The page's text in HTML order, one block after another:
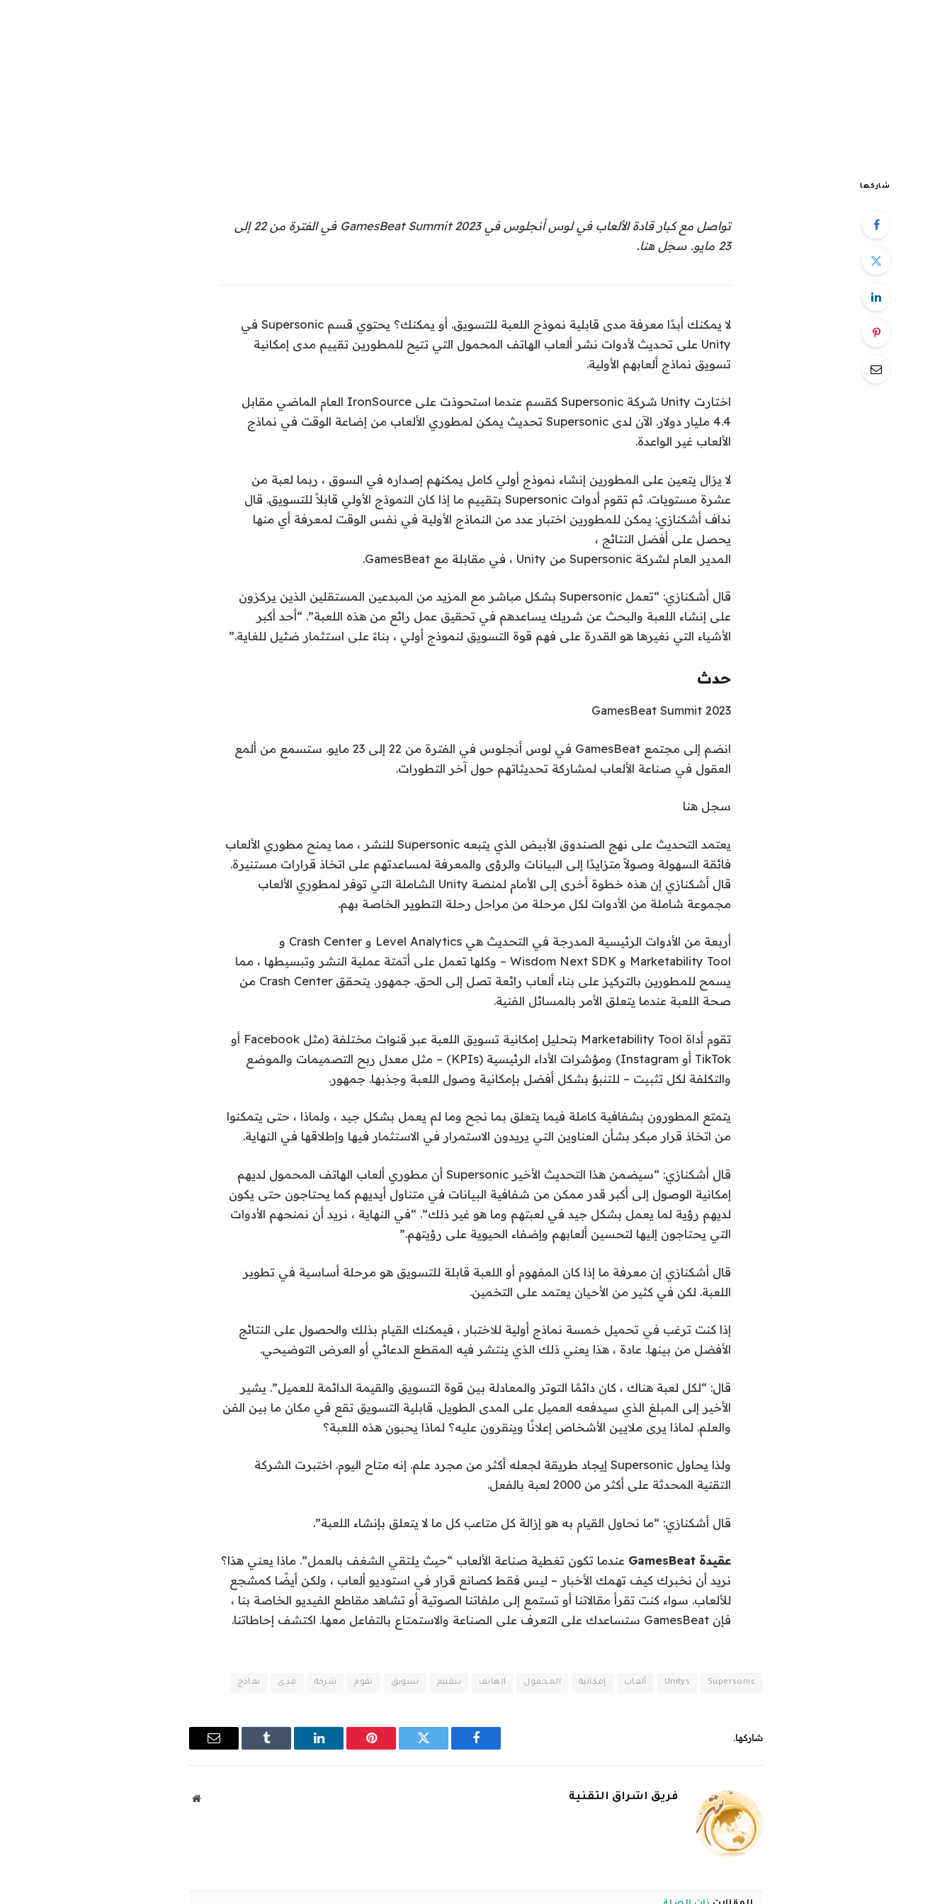
شاركها
تواصل مع كبار قادة الألعاب في لوس أنجلوس في GamesBeat Summit 2023 في الفترة من 22 إلى
23 مايو. سجل هنا.
لا يمكنك أبدًا معرفة مدى قابلية نموذج اللعبة للتسويق. أو يمكنك؟ يحتوي قسم Supersonic في
Unity على تحديث لأدوات نشر ألعاب الهاتف المحمول التي تتيح للمطورين تقييم مدى إمكانية
تسويق نماذج ألعابهم الأولية.
اختارت Unity شركة Supersonic كقسم عندما استحوذت على IronSource العام الماضي مقابل
4.4 مليار دولار. الآن لدى Supersonic تحديث يمكن لمطوري الألعاب من إضاعة الوقت في نماذج
الألعاب غير الواعدة.
لا يزال يتعين على المطورين إنشاء نموذج أولي كامل يمكنهم إصداره في السوق ، ربما لعبة من
عشرة مستويات. ثم تقوم أدوات Supersonic بتقييم ما إذا كان النموذج الأولي قابلاً للتسويق. قال
نداف أشكنازي: يمكن للمطورين اختبار عدد من النماذج الأولية في نفس الوقت لمعرفة أي منها
يحصل على أفضل النتائج ،
المدير العام لشركة Supersonic من Unity ، في مقابلة مع GamesBeat.
قال أشكنازي: “تعمل Supersonic بشكل مباشر مع المزيد من المبدعين المستقلين الذين يركزون
على إنشاء اللعبة والبحث عن شريك يساعدهم في تحقيق عمل رائع من هذه اللعبة”. “أحد أكبر
الأشياء التي نغيرها هو القدرة على فهم قوة التسويق لنموذج أولي ، بناءً على استثمار ضئيل للغاية.”
حدث
GamesBeat Summit 2023
انضم إلى مجتمع GamesBeat في لوس أنجلوس في الفترة من 22 إلى 23 مايو. ستسمع من ألمع
العقول في صناعة الألعاب لمشاركة تحديثاتهم حول آخر التطورات.
سجل هنا
يعتمد التحديث على نهج الصندوق الأبيض الذي يتبعه Supersonic للنشر ، مما يمنح مطوري الألعاب
فائقة السهولة وصولاً متزايدًا إلى البيانات والرؤى والمعرفة لمساعدتهم على اتخاذ قرارات مستنيرة.
قال أشكنازي إن هذه خطوة أخرى إلى الأمام لمنصة Unity الشاملة التي توفر لمطوري الألعاب
مجموعة شاملة من الأدوات لكل مرحلة من مراحل رحلة التطوير الخاصة بهم.
أربعة من الأدوات الرئيسية المدرجة في التحديث هي Level Analytics و Crash Center و
Marketability Tool و Wisdom Next SDK – وكلها تعمل على أتمتة عملية النشر وتبسيطها ، مما
يسمح للمطورين بالتركيز على بناء ألعاب رائعة تصل إلى الحق. جمهور. يتحقق Crash Center من
صحة اللعبة عندما يتعلق الأمر بالمسائل الفنية.
تقوم أداة Marketability Tool بتحليل إمكانية تسويق اللعبة عبر قنوات مختلفة (مثل Facebook أو
TikTok أو Instagram) ومؤشرات الأداء الرئيسية (KPIs) – مثل معدل ربح التصميمات والموضع
والتكلفة لكل تثبيت – للتنبؤ بشكل أفضل بإمكانية وصول اللعبة وجذبها. جمهور.
يتمتع المطورون بشفافية كاملة فيما يتعلق بما نجح وما لم يعمل بشكل جيد ، ولماذا ، حتى يتمكنوا
من اتخاذ قرار مبكر بشأن العناوين التي يريدون الاستمرار في الاستثمار فيها وإطلاقها في النهاية.
قال أشكنازي: “سيضمن هذا التحديث الأخير Supersonic أن مطوري ألعاب الهاتف المحمول لديهم
إمكانية الوصول إلى أكبر قدر ممكن من شفافية البيانات في متناول أيديهم كما يحتاجون حتى يكون
لديهم رؤية لما يعمل بشكل جيد في لعبتهم وما هو غير ذلك”. “في النهاية ، نريد أن نمنحهم الأدوات
التي يحتاجون إليها لتحسين ألعابهم وإضفاء الحيوية على رؤيتهم.”
قال أشكنازي إن معرفة ما إذا كان المفهوم أو اللعبة قابلة للتسويق هو مرحلة أساسية في تطوير
اللعبة. لكن في كثير من الأحيان يعتمد على التخمين.
إذا كنت ترغب في تحميل خمسة نماذج أولية للاختبار ، فيمكنك القيام بذلك والحصول على النتائج
الأفضل من بينها. عادة ، هذا يعني ذلك الذي ينتشر فيه المقطع الدعائي أو العرض التوضيحي.
قال: “لكل لعبة هناك ، كان دائمًا التوتر والمعادلة بين قوة التسويق والقيمة الدائمة للعميل”. يشير
الأخير إلى المبلغ الذي سيدفعه العميل على المدى الطويل. قابلية التسويق تقع في مكان ما بين الفن
والعلم. لماذا يرى ملايين الأشخاص إعلانًا وينقرون عليه؟ لماذا يحبون هذه اللعبة؟
ولذا يحاول Supersonic إيجاد طريقة لجعله أكثر من مجرد علم. إنه متاح اليوم. اختبرت الشركة
التقنية المحدثة على أكثر من 2000 لعبة بالفعل.
قال أشكنازي: “ما نحاول القيام به هو إزالة كل متاعب كل ما لا يتعلق بإنشاء اللعبة”.
عقيدة GamesBeat
عندما تكون تغطية صناعة الألعاب “حيث يلتقي الشغف بالعمل”. ماذا يعني هذا؟
نريد أن نخبرك كيف تهمك الأخبار – ليس فقط كصانع قرار في استوديو ألعاب ، ولكن أيضًا كمشجع
للألعاب. سواء كنت تقرأ مقالاتنا أو تستمع إلى ملفاتنا الصوتية أو تشاهد مقاطع الفيديو الخاصة بنا ،
فإن GamesBeat ستساعدك على التعرف على الصناعة والاستمتاع بالتفاعل معها. اكتشف إحاطاتنا.
Supersonic
Unitys ألعاب إمكانية المحمول الهاتف بتقييم تسويق تقوم شركة مدى نماذج
شاركها.
فيسبوك تويتر بينتيريستلينكدإن Tumblr
البريد
فريق اشراق التقنية
موقع